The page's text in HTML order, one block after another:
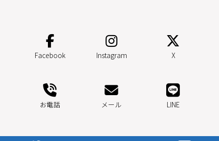
Facebook Instagram X
お電話 メール LINE